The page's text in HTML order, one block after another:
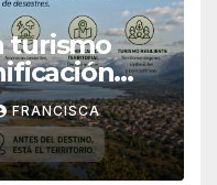
turismo
FRANCISCA